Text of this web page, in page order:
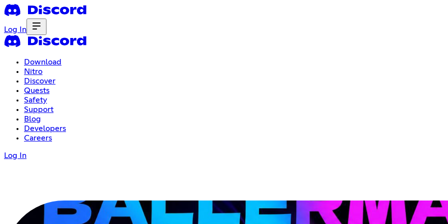
Log In
Download
Nitro
Discover
Quests
Safety
Support
Blog
Developers
Careers
Log In